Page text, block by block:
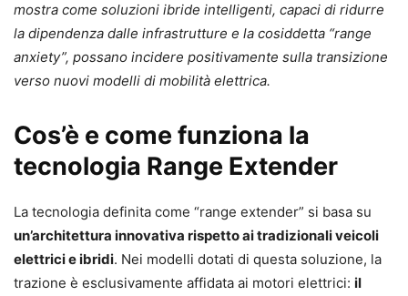
mostra come soluzioni ibride intelligenti, capaci di ridurre
la dipendenza dalle infrastrutture e la cosiddetta “range
anxiety”, possano incidere positivamente sulla transizione
verso nuovi modelli di mobilità elettrica.
Cos’è e come funziona la
tecnologia Range Extender
La tecnologia definita come “range extender” si basa su
un’architettura innovativa rispetto ai tradizionali veicoli
elettrici e ibridi. Nei modelli dotati di questa soluzione, la
trazione è esclusivamente affidata ai motori elettrici: il